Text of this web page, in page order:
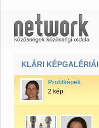
KLÁRI KÉPGALÉRIÁI
Profilképek
2 kép